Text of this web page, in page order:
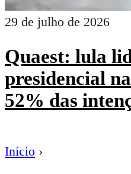
29 de julho de 2026
Quaest: lula
presidencial
52% das
Início ›